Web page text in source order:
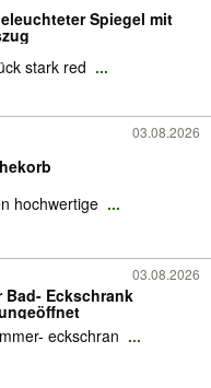
Spiegel mit
stark red ...
03.08.2026
hochwertige ...
03.08.2026
Bad- Eckschrank
eckschran ...